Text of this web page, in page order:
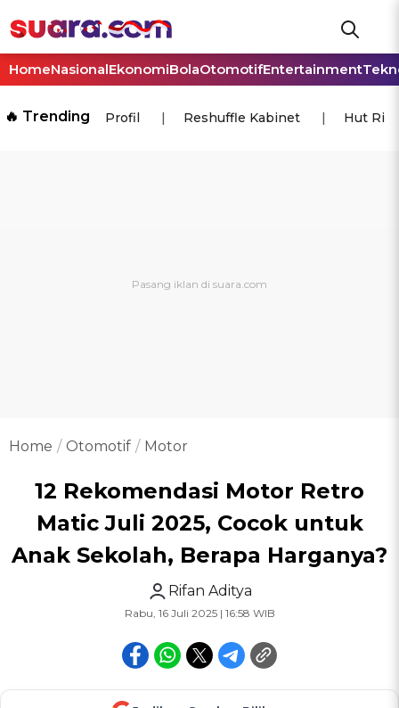
HomeNasionalEkonomiBolaOtomotifEntertainment
🔥 Trending Profil Reshuffle Kabinet Hut Ri
Home Otomotif Motor
12 Rekomendasi Motor Retro
Matic Juli 2025, Cocok untuk
Anak Sekolah, Berapa Harganya?
Rifan Aditya
Rabu, 16 Juli 2025 | 16:58 WIB